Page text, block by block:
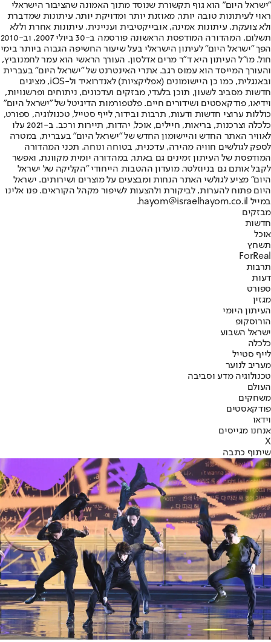
"ישראל היום" הוא גוף תקשורת שנוסד מתוך האמונה שהציבור הישראלי
ראוי לעיתונות טובה יותר, מאוזנת יותר ומדויקת יותר. עיתונות שמדברת
ולא צועקת. עיתונות אמינה, אובייקטיבית ועניינית. עיתונות אחרת וללא
תשלום. המהדורה המודפסת הראשונה פורסמה ב-30 ביולי 2007, וב-2010
הפך "ישראל היום" לעיתון הישראלי בעל שיעור החשיפה הגבוה ביותר בימי
חול. מו"ל העיתון היא ד"ר מרים אדלסון. העורך הראשי הוא עמר לחמנוביץ,
והעורך המייסד הוא עמוס רגב. אתרי האינטרנט של "ישראל היום" בעברית
ובאנגלית, כמו כן היישומונים (אפליקציות) לאנדרואיד ול-iOS, מציגים
חדשות מסביב לשעון, תוכן בלעדי, מבזקים ועדכונים, ניתוחים ופרשנויות,
וידיאו, פודקאסטים ושידורים חיים. פלטפורמות הדיגיטל של "ישראל היום"
כוללות ערוצי חדשות ודעות, תרבות ובידור, לייף סטייל, טכנולוגיה, ספורט,
כלכלה וצרכנות, בריאות, חיילים, אוכל, יהדות, תיירות ורכב. ב-2021 עלו
לאוויר האתר החדש והיישומון החדש של "ישראל היום" בעברית, במטרה
לספק לגולשים חוויה מהירה, עדכנית, בטוחה ונוחה. תכני המהדורה
המודפסת של העיתון זמינים גם באתר, במהדורה יומית מקוונת, ואפשר
לקבל אותם גם בניוזלטר. מועדון ההטבות הייחודי "הקליקה של ישראל
היום" מציע לגולשי האתר הנחות ומבצעים על מוצרים ושירותים. ישראל
היום פתוח להערות, לביקורת ולהצעות לשיפור מקהל הקוראים. פנו אלינו
במייל hayom@israelhayom.co.il.
מבזקים
חדשות
אוכל
תשחץ
ForReal
תרבות
דעות
ספורט
מגזין
העיתון היומי
הורוסקופ
ישראל השבוע
כלכלה
לייף סטייל
מעריב לנוער
טכנולוגיה מדע וסביבה
העולם
משחקים
פודקאסטים
וידאו
אנחנו מגייסים
X
שיתוף כתבה